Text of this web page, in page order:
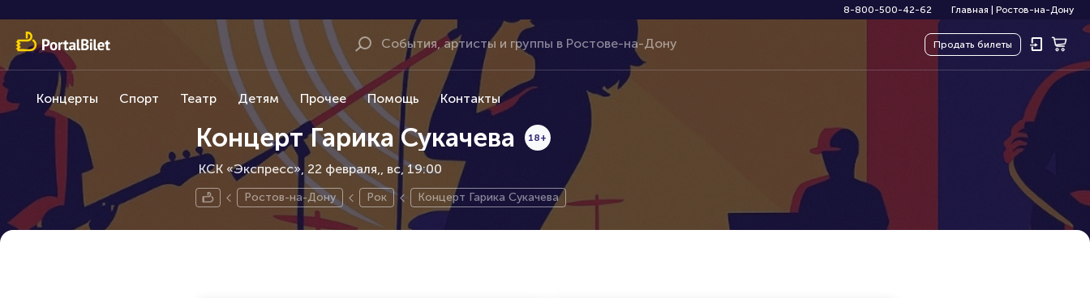
8-800-500-42-62 Главная Ростов-на-Дону
Продать билеты
Концерты Спорт Театр Детям Прочее Помощь Контакты
Концерт Гарика Сукачева
КСК «Экспресс», 22 февраля,
18+
вс, 19:00
Ростов-на-Дону Рок Концерт Гарика Сукачева